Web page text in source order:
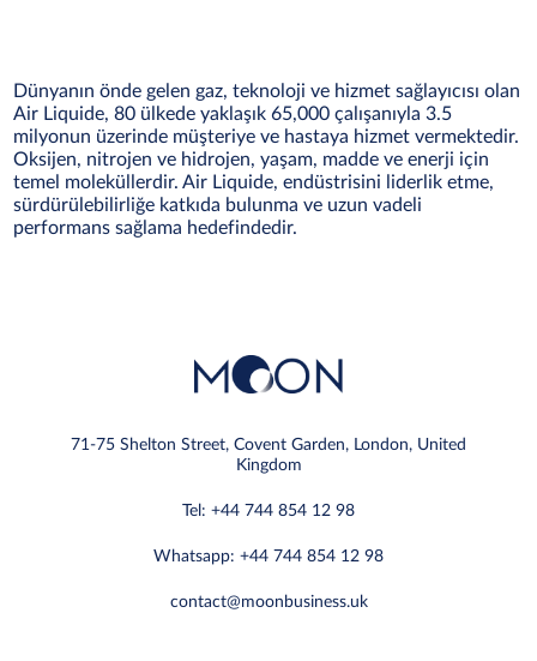
Dünyanın önde gelen gaz, teknoloji ve hizmet sağlayıcısı olan
Air Liquide, 80 ülkede yaklaşık 65,000 çalışanıyla 3.5
milyonun üzerinde müşteriye ve hastaya hizmet vermektedir.
Oksijen, nitrojen ve hidrojen, yaşam, madde ve enerji için
temel moleküllerdir. Air Liquide, endüstrisini liderlik etme,
sürdürülebilirliğe katkıda bulunma ve uzun vadeli
performans sağlama hedefindedir.
71-75 Shelton Street, Covent Garden, London, United
Kingdom
Tel: +44 744 854 12 98
Whatsapp: +44 744 854 12 98
contact@moonbusiness.uk